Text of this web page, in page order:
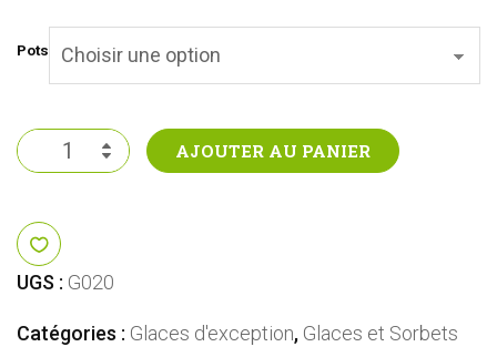
prix :
CHF 110.00
Pots
quantité
de
Bio
du
(Thé
AJOUTER AU PANIER
UGS : G020
Catégories : Glaces d'exception, Glaces et Sorbets